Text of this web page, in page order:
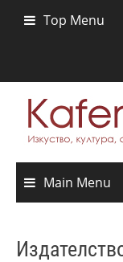
Top Menu
Main Menu